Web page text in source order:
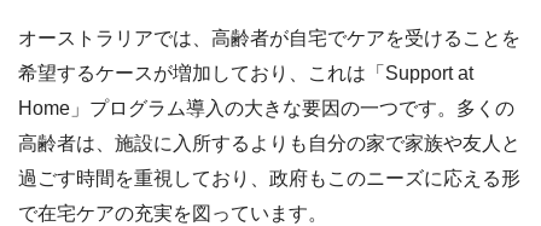
オーストラリアでは、高齢者が自宅でケアを受けることを
希望するケースが増加しており、これは「Support at
Home」プログラム導入の大きな要因の一つです。多くの
高齢者は、施設に入所するよりも自分の家で家族や友人と
過ごす時間を重視しており、政府もこのニーズに応える形
で在宅ケアの充実を図っています。